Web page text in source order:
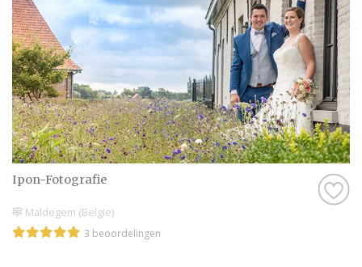
Ipon-Fotografie
Maldegem (België)
3 beoordelingen